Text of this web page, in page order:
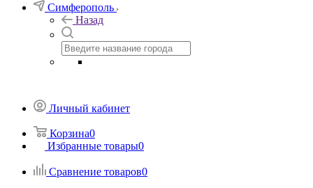
Симферополь
Назад
Личный кабинет
Корзина0
Избранные товары0
Сравнение товаров0